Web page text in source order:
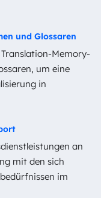
und Glossaren
Memory-
um eine
in
an
mit den sich
im